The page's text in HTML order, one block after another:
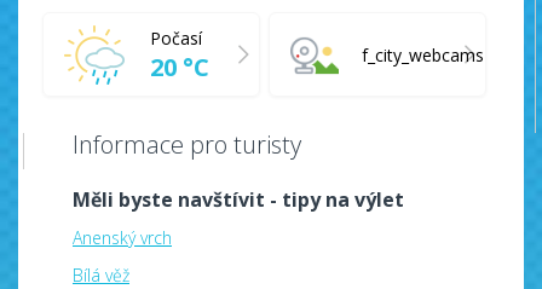
Počasí
20 °C f_city_webcams
Informace pro turisty
Měli byste navštívit - tipy na výlet
Anenský vrch
Bílá věž